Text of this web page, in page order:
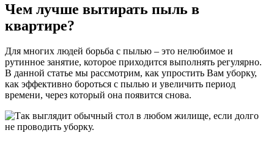
Чем лучше вытирать пыль в
квартире?
Для многих людей борьба с пылью – это нелюбимое и
рутинное занятие, которое приходится выполнять регулярно.
В данной статье мы рассмотрим, как упростить Вам уборку,
как эффективно бороться с пылью и увеличить период
времени, через который она появится снова.